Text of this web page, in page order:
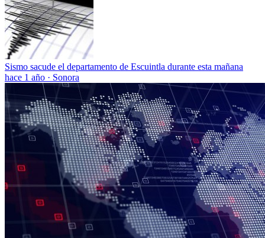
Sismo sacude el departamento de Escuintla durante esta mañana
hace 1 año · Sonora